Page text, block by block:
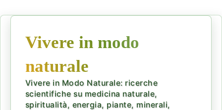
Vivere in modo
naturale
Vivere in Modo Naturale: ricerche
scientifiche su medicina naturale,
spiritualità, energia, piante, minerali,